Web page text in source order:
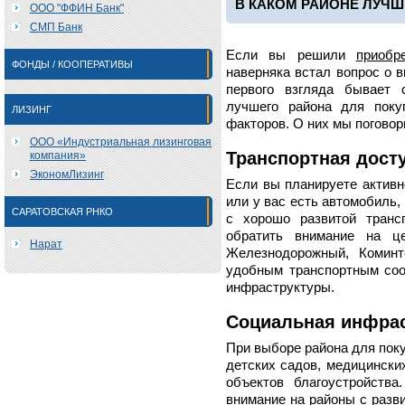
ООО "ФФИН Банк"
СМП Банк
ФОНДЫ / КООПЕРАТИВЫ
ЛИЗИНГ
ООО «Индустриальная лизинговая
компания»
ЭкономЛизинг
САРАТОВСКАЯ РНКО
Нарат
В КАКОМ РАЙОНЕ
Если вы решили
наверняка встал вопрос о
первого взгляда бывает
лучшего района для
факторов. О них мы
Транспортная
Если вы планируете
или у вас есть автомобиль,
с хорошо развитой
обратить внимание на
Железнодорожный,
удобным транспортным
инфраструктуры.
Социальная
При выборе района для
детских садов,
объектов
внимание на районы с